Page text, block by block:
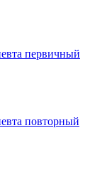
первичный
повторный